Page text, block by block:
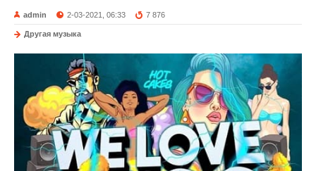
admin 2-03-2021, 06:33 7 876
Другая музыка